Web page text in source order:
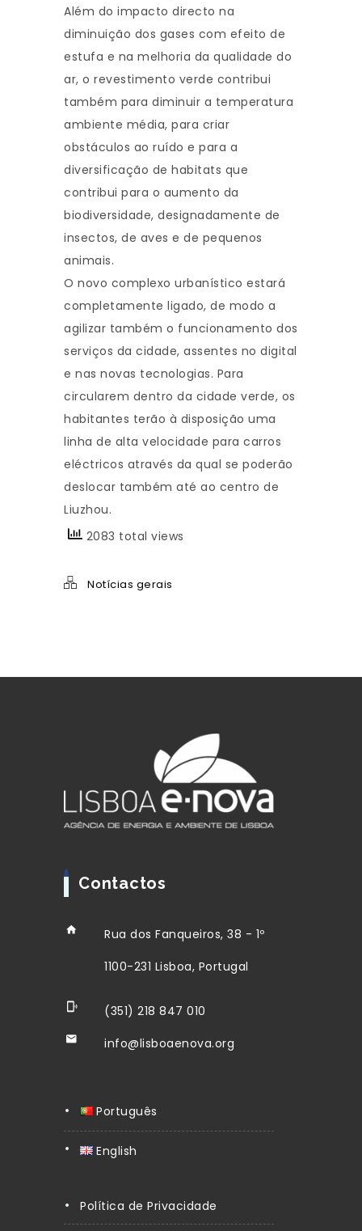
Além do impacto directo na
diminuição dos gases com efeito de
estufa e na melhoria da qualidade do
ar, o revestimento verde contribui
também para diminuir a temperatura
ambiente média, para criar
obstáculos ao ruído e para a
diversificação de habitats que
contribui para o aumento da
biodiversidade, designadamente de
insectos, de aves e de pequenos
animais.
O novo complexo urbanístico estará
completamente ligado, de modo a
agilizar também o funcionamento dos
serviços da cidade, assentes no digital
e nas novas tecnologias. Para
circularem dentro da cidade verde, os
habitantes terão à disposição uma
linha de alta velocidade para carros
eléctricos através da qual se poderão
deslocar também até ao centro de
Liuzhou.
2083 total views
Notícias gerais
Contactos
Rua dos Fanqueiros, 38 - 1º
1100-231 Lisboa, Portugal
(351) 218 847 010
info@lisboaenova.org
Português
English
Política de Privacidade